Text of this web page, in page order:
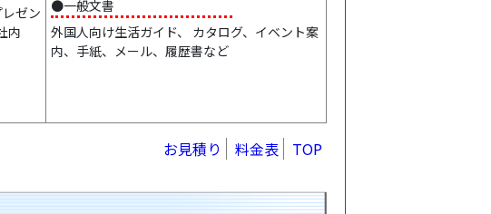
ゼン
内
●一般文書
外国人向け生活ガイド、 カタログ、イベント案
内、手紙、メール、履歴書など
お見積り 料金表 TOP